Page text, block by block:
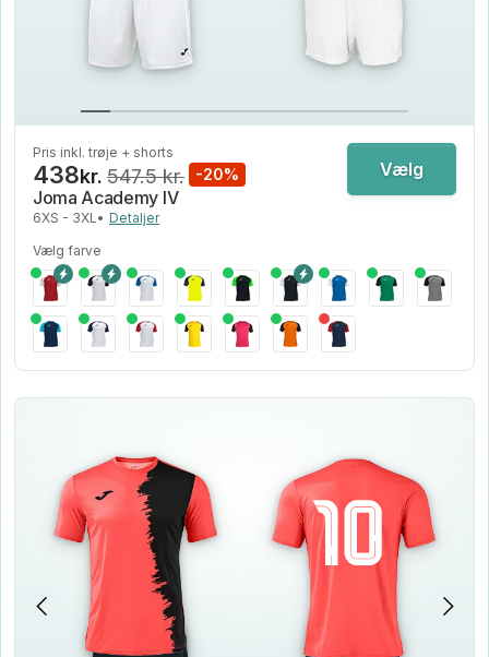
Pris inkl. trøje + shorts
438kr. 547.5 kr. -20%
Joma Academy IV
6XS - 3XL• Detaljer
Vælg
Vælg farve